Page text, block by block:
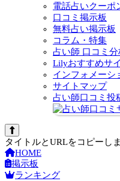
電話占いクーポ
口コミ掲示板
無料占い掲示板
コラム・特集
占い師 口コミ分
Lilyおすすめサ
インフォメーシ
サイトマップ
占い師口コミ投
タイトルとURLをコピーし
HOME
掲示板
ランキング